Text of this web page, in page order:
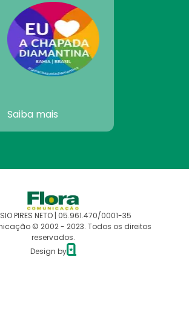
Saiba mais
PIRES NETO | 05.961.470/0001-35
© 2002 - 2023. Todos os direitos
reservados.
Design by